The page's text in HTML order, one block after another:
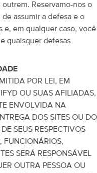
Reservamo-nos o
assumir a defesa e o
e, em qualquer caso, você
quaisquer defesas
POR LEI, EM
OU SUAS AFILIADAS,
ENVOLVIDA NA
DOS SITES OU DO
SEUS RESPECTIVOS
FUNCIONÁRIOS,
SERÁ RESPONSÁVEL
OUTRA PESSOA OU